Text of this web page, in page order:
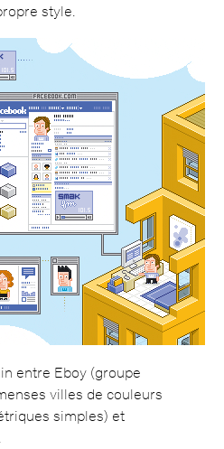
style.
entre Eboy (groupe
villes de couleurs
simples) et